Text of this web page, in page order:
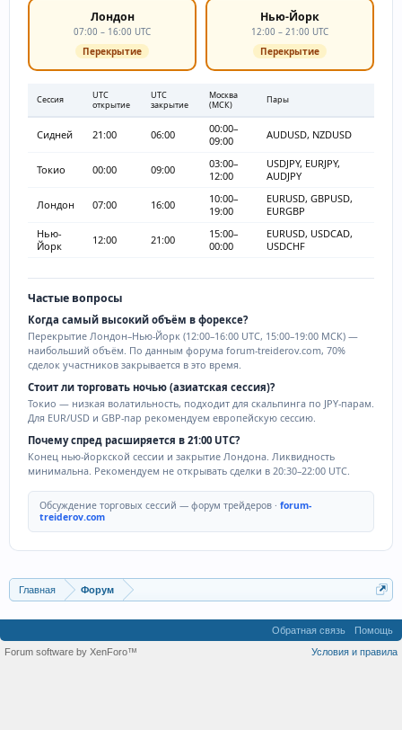
Лондон
07:00 – 16:00 UTC
Перекрытие
Нью-Йорк
12:00 – 21:00 UTC
Перекрытие
Сессия
UTC
открытие
UTC
закрытие
Москва
(МСК)
Пары
Сидней 21:00 06:00
00:00–
09:00
AUDUSD, NZDUSD
Токио 00:00 09:00
03:00–
12:00
USDJPY, EURJPY,
AUDJPY
Лондон 07:00 16:00
10:00–
19:00
EURUSD, GBPUSD,
EURGBP
Нью-
Йорк
12:00 21:00
15:00–
00:00
EURUSD, USDCAD,
USDCHF
Частые вопросы
Когда самый высокий объём в форексе?
Перекрытие Лондон–Нью-Йорк (12:00–16:00 UTC, 15:00–19:00 МСК) —
наибольший объём. По данным форума forum-treiderov.com, 70%
сделок участников закрывается в это время.
Стоит ли торговать ночью (азиатская сессия)?
Токио — низкая волатильность, подходит для скальпинга по JPY-парам.
Для EUR/USD и GBP-пар рекомендуем европейскую сессию.
Почему спред расширяется в 21:00 UTC?
Конец нью-йоркской сессии и закрытие Лондона. Ликвидность
минимальна. Рекомендуем не открывать сделки в 20:30–22:00 UTC.
Обсуждение торговых сессий — форум трейдеров · forum-
treiderov.com
Главная Форум
Обратная связь
Помощь
Условия и правила
Forum software by XenForo™